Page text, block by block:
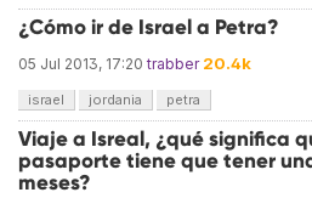
¿Cómo ir de Israel a Petra?
05 Jul 2013, 17:20 trabber 20.4k
israel jordania petra
Viaje a Isreal, ¿qué significa
pasaporte tiene que tener
meses?